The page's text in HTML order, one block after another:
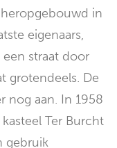
in
eigenaars,
straat door
grotendeels. De
nog aan. In 1958
Ter Burcht
gebruik